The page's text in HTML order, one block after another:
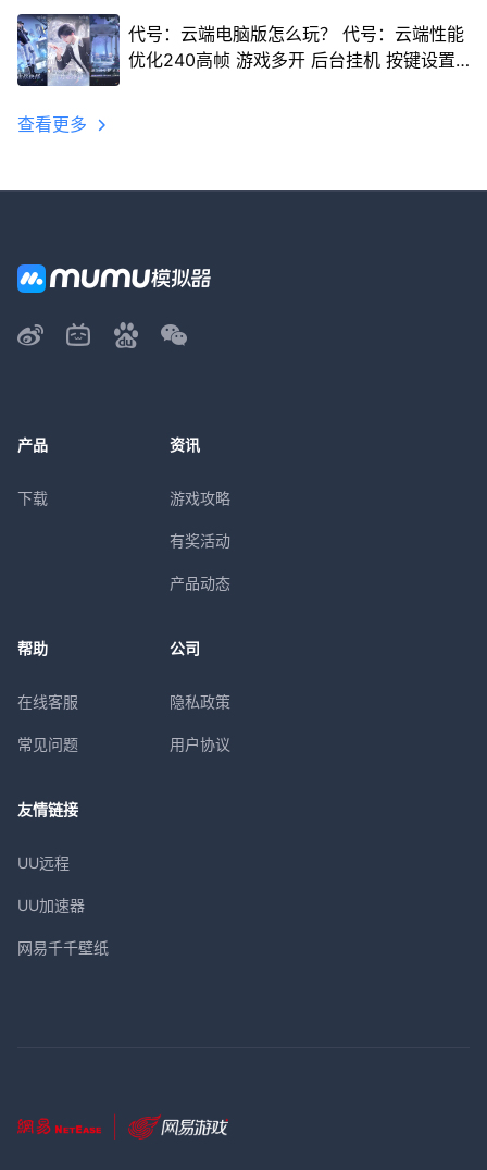
代号：云端电脑版怎么玩？ 代号：云端性能
优化240高帧 游戏多开 后台挂机 按键设置
查看更多
产品
下载
资讯
游戏攻略
有奖活动
产品动态
帮助
在线客服
常见问题
公司
隐私政策
用户协议
友情链接
UU远程
UU加速器
网易千千壁纸